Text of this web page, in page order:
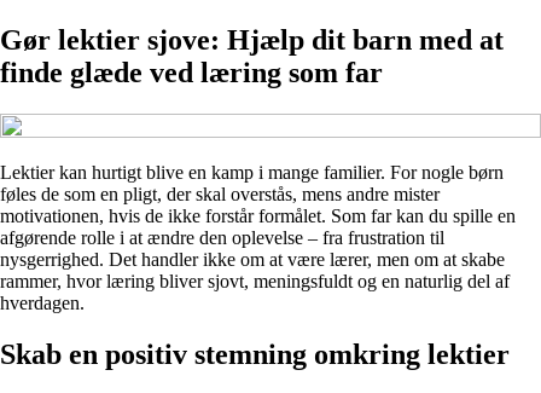
Gør lektier sjove: Hjælp dit barn med at
finde glæde ved læring som far
Lektier kan hurtigt blive en kamp i mange familier. For nogle børn
føles de som en pligt, der skal overstås, mens andre mister
motivationen, hvis de ikke forstår formålet. Som far kan du spille en
afgørende rolle i at ændre den oplevelse – fra frustration til
nysgerrighed. Det handler ikke om at være lærer, men om at skabe
rammer, hvor læring bliver sjovt, meningsfuldt og en naturlig del af
hverdagen.
Skab en positiv stemning omkring lektier